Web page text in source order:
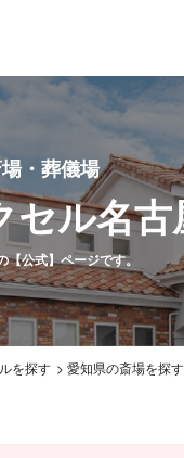
・葬儀場
セル名
公式】ページです。
を探す 愛知県の斎場を探す